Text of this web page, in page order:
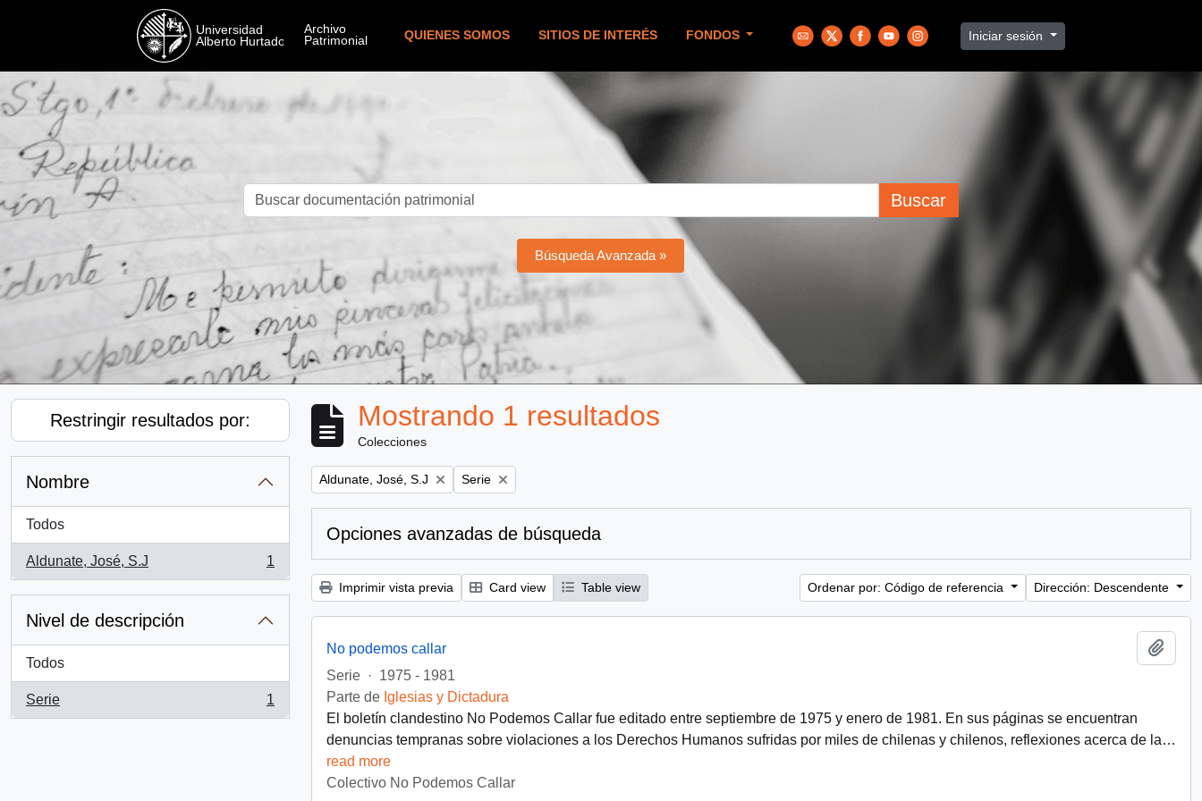
QUIENES SOMOS SITIOS DE INTERÉS FONDOS Iniciar sesión
Buscar
Búsqueda Avanzada »
Restringir resultados por:
Nombre
Todos
Aldunate, José, S.J
, 1 resultados
1
Nivel de descripción
Todos
Serie
, 1 resultados
1
Mostrando 1 resultados
Colecciones
Remove filter:
Aldunate, José, S.J Remove filter:
Serie
Opciones avanzadas de búsqueda
Imprimir vista previa Card view Table view Ordenar por: Código de referencia Dirección: Descendente
No podemos callar
Serie · 1975 - 1981
Parte de Iglesias y Dictadura
El boletín clandestino No Podemos Callar fue editado entre septiembre de 1975 y enero de 1981. En sus páginas se encuentran
denuncias tempranas sobre violaciones a los Derechos Humanos sufridas por miles de chilenas y chilenos, reflexiones acerca de la…
read more
Colectivo No Podemos Callar